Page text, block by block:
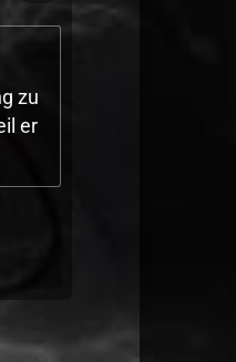
zu
er